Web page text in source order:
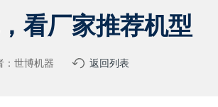
看厂家推荐机型
：世博机器 返回列表